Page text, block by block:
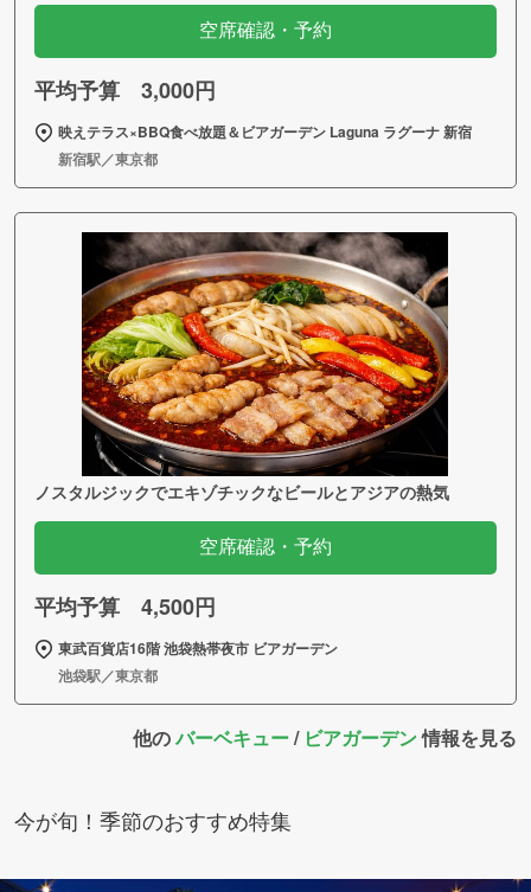
空席確認・予約
平均予算 3,000円
映えテラス×BBQ食べ放題＆ビアガーデン Laguna ラグーナ 新宿
新宿駅／東京都
ノスタルジックでエキゾチックなビールとアジアの熱気
空席確認・予約
平均予算 4,500円
東武百貨店16階 池袋熱帯夜市 ビアガーデン
池袋駅／東京都
他のバーベキュー/ ビアガーデン情報を見る
今が旬！季節のおすすめ特集